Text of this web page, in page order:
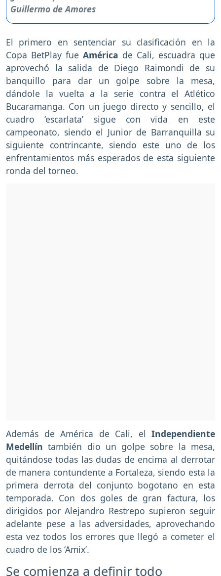
El primero en sentenciar su clasificación en la
Copa BetPlay fue América de Cali, escuadra que
aprovechó la salida de Diego Raimondi de su
banquillo para dar un golpe sobre la mesa,
dándole la vuelta a la serie contra el Atlético
Bucaramanga. Con un juego directo y sencillo, el
cuadro ‘escarlata’ sigue con vida en este
campeonato, siendo el Junior de Barranquilla su
siguiente contrincante, siendo este uno de los
enfrentamientos más esperados de esta siguiente
ronda del torneo.
Además de América de Cali, el Independiente
Medellín también dio un golpe sobre la mesa,
quitándose todas las dudas de encima al derrotar
de manera contundente a Fortaleza, siendo esta la
primera derrota del conjunto bogotano en esta
temporada. Con dos goles de gran factura, los
dirigidos por Alejandro Restrepo supieron seguir
adelante pese a las adversidades, aprovechando
esta vez todos los errores que llegó a cometer el
cuadro de los ‘Amix’.
Se comienza a definir todo